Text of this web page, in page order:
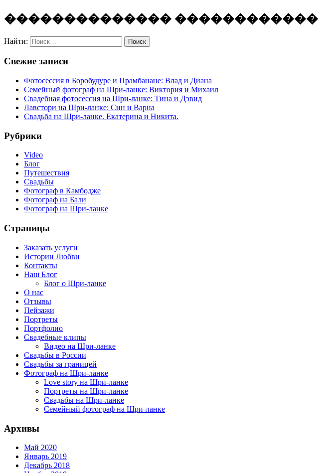
�������������� ������������
Найти:
Свежие записи
Фотосессия в Боробудуре и Прамбанане: Влад и Диана
Семейный фотограф на Шри-ланке: Виктория и Михаил
Свадебная фотосессия на Шри-ланке: Тина и Дэвид
Лавстори на Шри-ланке: Син и Варна
Свадьба на Шри-ланке. Екатерина и Никита.
Рубрики
Video
Блог
Путешествия
Свадьбы
Фотограф в Камбодже
Фотограф на Бали
Фотограф на Шри-ланке
Страницы
Заказать услуги
Истории Любви
Контакты
Наш Блог
Блог о Шри-ланке
О нас
Отзывы
Пейзажи
Портреты
Портфолио
Свадебные клипы
Видео на Шри-ланке
Свадьбы в России
Свадьбы за границей
Фотограф на Шри-ланке
Love story на Шри-ланке
Портреты на Шри-ланке
Свадьбы на Шри-ланке
Семейный фотограф на Шри-ланке
Архивы
Май 2020
Январь 2019
Декабрь 2018